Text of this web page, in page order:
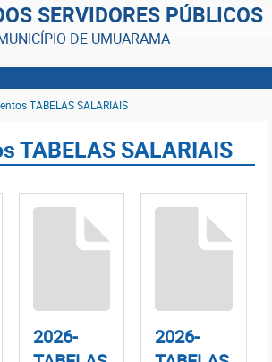
SERVIDORES PÚBLICOS
DE UMUARAMA
TABELAS SALARIAIS
TABELAS SALARIAIS
2026-
2026-